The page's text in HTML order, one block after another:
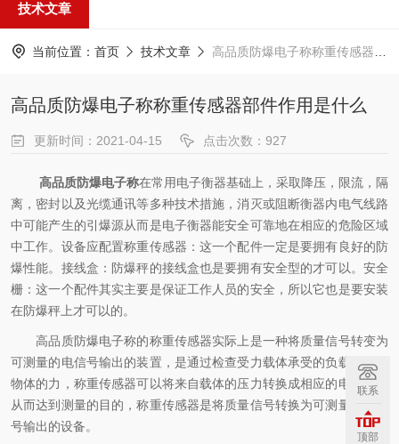
技术文章
当前位置： 首页 技术文章 高品质防爆电子称称重传感器部件作用是什么
高品质防爆电子称称重传感器部件作用是什么
更新时间：2021-04-15 点击次数：927
高品质防爆电子称在常用电子衡器基础上，采取降压，限流，隔
离，密封以及光缆通讯等多种技术措施，消灭或阻断衡器内电气线路
中可能产生的引爆源从而是电子衡器能安全可靠地在相应的危险区域
中工作。设备应配置称重传感器：这一个配件一定是要拥有良好的防
爆性能。接线盒：防爆秤的接线盒也是要拥有安全型的才可以。安全
栅：这一个配件其实主要是保证工作人员的安全，所以它也是要安装
在防爆秤上才可以的。
高品质防爆电子称的称重传感器实际上是一种将质量信号转变为
可测量的电信号输出的装置，是通过检查受力载体承受的负载来测量
物体的力，称重传感器可以将来自载体的压力转换成相应的电信号，
从而达到测量的目的，称重传感器是将质量信号转换为可测量的电信
号输出的设备。
联系
顶部